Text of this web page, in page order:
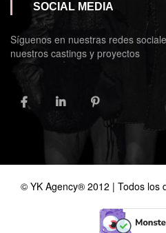
SOCIAL MEDIA
Síguenos en nuestras redes
nuestros castings y proyectos
FACEBOOKLINKEDINPINTEREST
© YK Agency® 2012 | Todos los